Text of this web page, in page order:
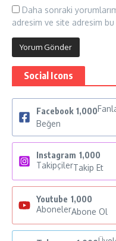
Daha sonraki
adresim ve site adresim bu
Social Icons
Facebook 1,000
Beğen
Instagram 1,000
TakipçilerTakip Et
Youtube 1,000
AbonelerAbone Ol